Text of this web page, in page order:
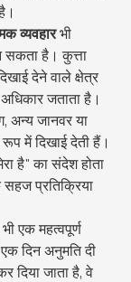
व्यवहार भी
सकता है। कुत्ता
देने वाले क्षेत्र
जताता है।
अन्य जानवर या
में दिखाई देती हैं।
है" का संदेश होता
प्रतिक्रिया
एक महत्वपूर्ण
दिन अनुमति दी
दिया जाता है, वे